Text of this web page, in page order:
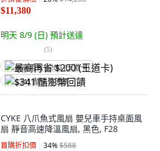
$11,380
明天 8/9 (日) 預計送達
(5)
最高再省 $200 (王道卡)
$341 酷澎幣回饋
CYKE 八爪魚式風扇 嬰兒車手持桌面風
扇 靜音高速降溫風扇, 黑色, F28
首購折扣價 34%$588